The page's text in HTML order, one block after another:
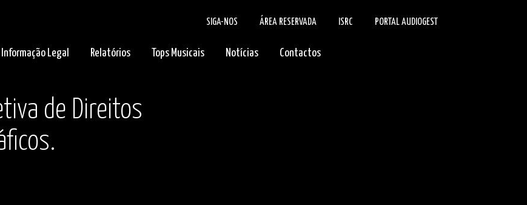
SIGA-NOS ÁREA RESERVADA ISRC PORTAL AUDIOGEST
Informação Legal Relatórios Tops Musicais Notícias Contactos
de Direitos